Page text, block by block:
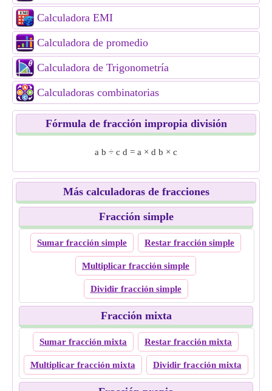
Calculadora EMI
Calculadora de promedio
Calculadora de Trigonometría
Calculadoras combinatorias
Fórmula de fracción impropia división
a b ÷ c d = a × d b × c
Más calculadoras de fracciones
Fracción simple
Sumar fracción simple Restar fracción simple
Multiplicar fracción simple
Dividir fracción simple
Fracción mixta
Sumar fracción mixta Restar fracción mixta
Multiplicar fracción mixta Dividir fracción mixta